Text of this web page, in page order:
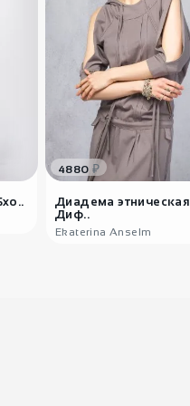
4880 ₽
Диадема этническая
Диф..
Ekaterina Anselm